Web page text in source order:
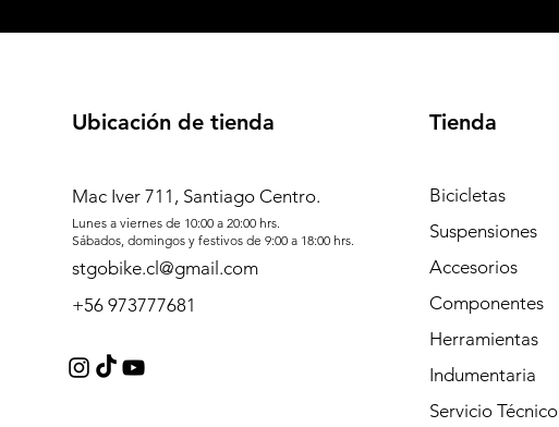
Ubicación de tienda
Mac Iver 711, Santiago Centro.
Lunes a viernes de 10:00 a 20:00 hrs.
Sábados, domingos y festivos de 9:00 a 18:00 hrs.
stgobike.cl@gmail.com
+56 973777681
Tienda
Bicicletas
Suspensiones
Accesorios
Componentes
Herramientas
Indumentaria
Servicio Técnico